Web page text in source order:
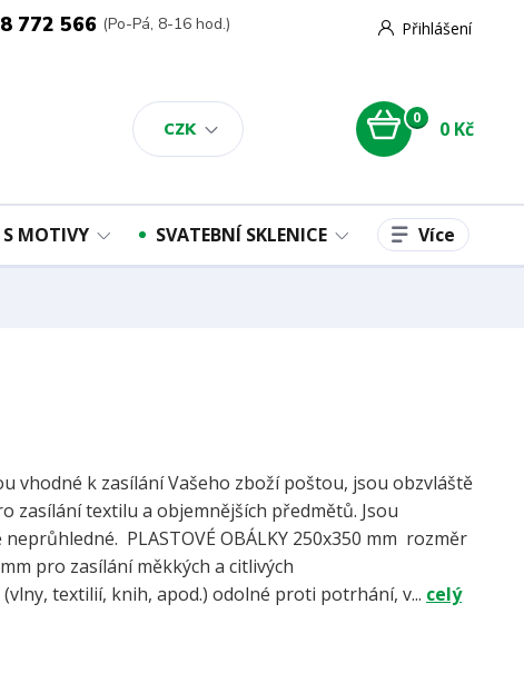
CZK
Přihlášení
772 566 (Po-Pá, 8-16 hod.)
0 0 Kč
MOTIVY SVATEBNÍ SKLENICE Více
vhodné k zasílání Vašeho zboží poštou, jsou obzvláště
zasílání textilu a objemnějších předmětů. Jsou
PLASTOVÉ OBÁLKY 250x350 mm rozměr
pro zasílání měkkých a citlivých
textilií, knih, apod.) odolné proti potrhání, v... celý